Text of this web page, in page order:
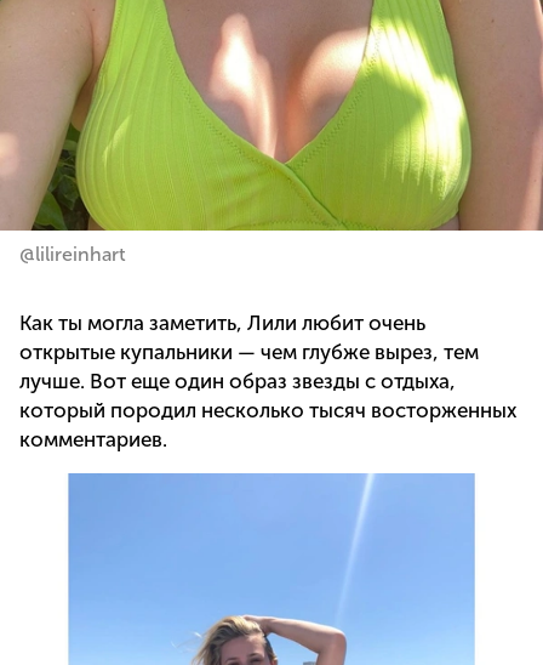
@lilireinhart
Как ты могла заметить, Лили любит очень
открытые купальники — чем глубже вырез, тем
лучше. Вот еще один образ звезды с отдыха,
который породил несколько тысяч восторженных
комментариев.